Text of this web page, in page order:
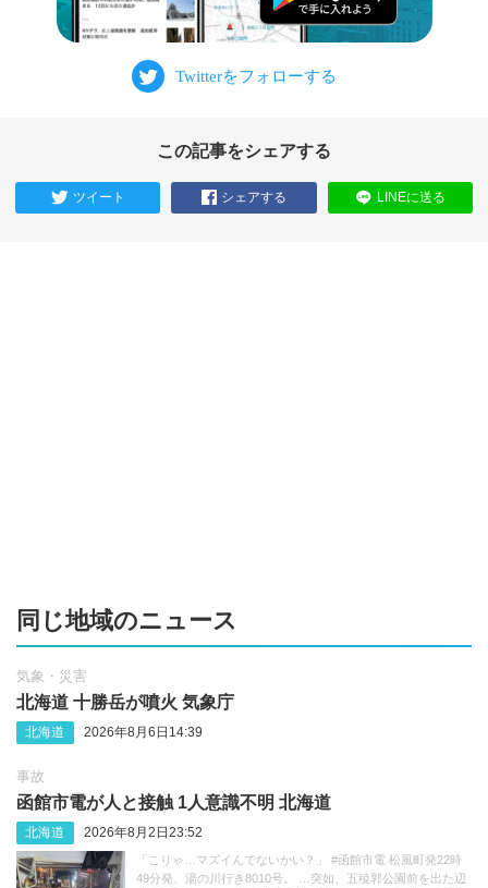
この記事をシェアする
ツイート シェアする LINEに送る
同じ地域のニュース
気象・災害
北海道 十勝岳が噴火 気象庁
北海道 2026年8月6日14:39
事故
函館市電が人と接触 1人意識不明 北海道
北海道 2026年8月2日23:52
「こりゃ…マズイんでないかい？」 #函館市電 松風町発22時
49分発、湯の川行き8010号。 …突如、五稜郭公園前を出た辺